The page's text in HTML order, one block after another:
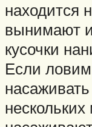
находится
вынимают
кусочки
Если